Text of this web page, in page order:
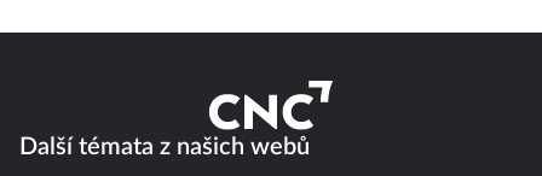
Další témata z našich webů